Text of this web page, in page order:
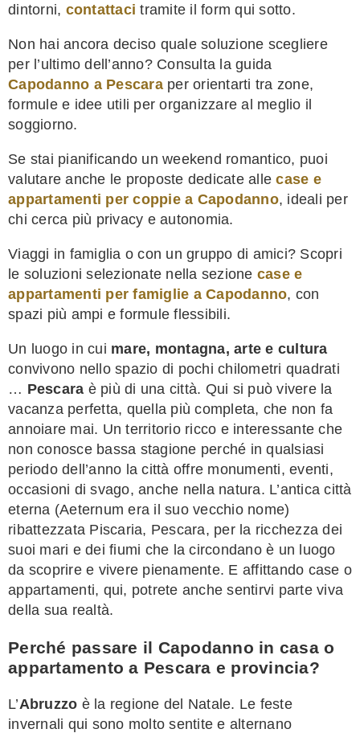
dintorni, contattaci tramite il form qui sotto.
Non hai ancora deciso quale soluzione scegliere
per l’ultimo dell’anno? Consulta la guida
Capodanno a Pescaraper orientarti tra zone,
formule e idee utili per organizzare al meglio il
soggiorno.
Se stai pianificando un weekend romantico, puoi
valutare anche le proposte dedicate allecase e
appartamenti per coppie a Capodanno, ideali per
chi cerca più privacy e autonomia.
Viaggi in famiglia o con un gruppo di amici? Scopri
le soluzioni selezionate nella sezione case e
appartamenti per famiglie a Capodanno, con
spazi più ampi e formule flessibili.
Un luogo in cui mare, montagna, arte e cultura
convivono nello spazio di pochi chilometri quadrati
… Pescara è più di una città. Qui si può vivere la
vacanza perfetta, quella più completa, che non fa
annoiare mai. Un territorio ricco e interessante che
non conosce bassa stagione perché in qualsiasi
periodo dell’anno la città offre monumenti, eventi,
occasioni di svago, anche nella natura. L’antica città
eterna (Aeternum era il suo vecchio nome)
ribattezzata Piscaria, Pescara, per la ricchezza dei
suoi mari e dei fiumi che la circondano è un luogo
da scoprire e vivere pienamente. E affittando case o
appartamenti, qui, potrete anche sentirvi parte viva
della sua realtà.
Perché passare il Capodanno in casa o
appartamento a Pescara e provincia?
L’Abruzzo è la regione del Natale. Le feste
invernali qui sono molto sentite e alternano